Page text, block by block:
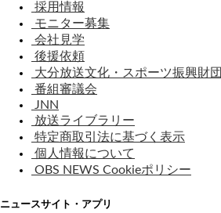
採用情報
モニター募集
会社見学
後援依頼
大分放送文化・スポーツ振興財団
番組審議会
JNN
放送ライブラリー
特定商取引法に基づく表示
個人情報について
OBS NEWS Cookieポリシー
ニュースサイト・アプリ